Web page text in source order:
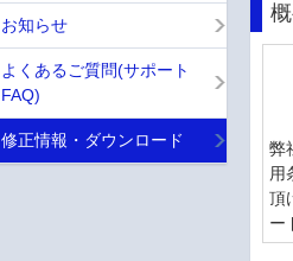
弊
用
頂
ー
お知らせ
よくあるご質問(サポート
FAQ)
修正情報・ダウンロード